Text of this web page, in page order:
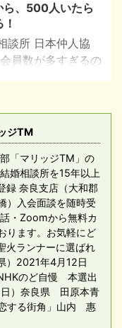
ら、500人いたら
談所 日本仲人協
員数が多すぎるの
チャンネルより）
一流企業・医者・
マンション・一
くて選ぶだけ選ん
べるんですね。 相
えるんです。 相手
競争相手 ...
ジTM
「マリッジTM」の
婚相談所を15年以上
録 奈良支店（大和郡
）入会面談を随時受
・Zoomから無料カ
ります。お気軽にど
火ランナーに選ばれ
）2021年4月12日
のど自慢 本選出
）奈良県 田原本青
する街角」山内 惠